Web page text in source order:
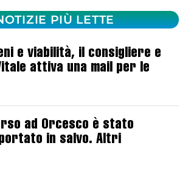
PIÙ LETTE
e viabilità, il consigliere e
attiva una mail per le
ad Orcesco è stato
in salvo. Altri